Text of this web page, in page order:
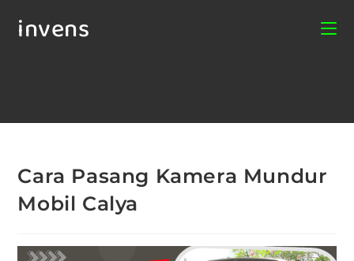
invens
Cara Pasang Kamera Mundur
Mobil Calya